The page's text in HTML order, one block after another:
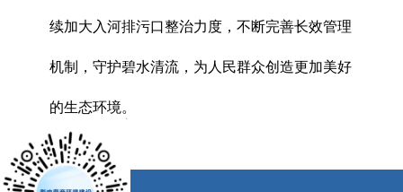
续加大入河排污口整治力度，不断完善长效管理
机制，守护碧水清流，为人民群众创造更加美好
的生态环境。
x